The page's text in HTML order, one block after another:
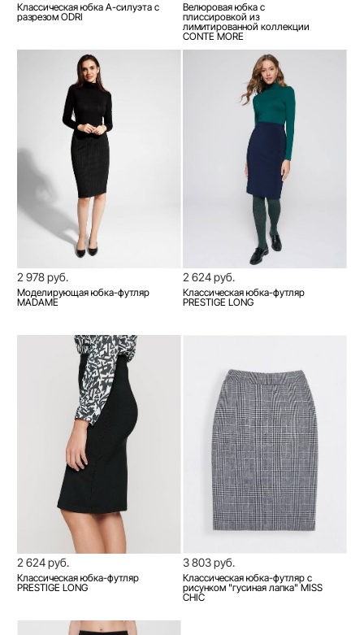
Классическая юбка A-силуэта с
разрезом ODRI
Велюровая юбка с
плиссировкой из
лимитированной коллекции
CONTE MORE
2 978 руб.
Моделирующая юбка-футляр
MADAME
2 624 руб.
Классическая юбка-футляр
PRESTIGE LONG
2 624 руб.
Классическая юбка-футляр
PRESTIGE LONG
3 803 руб.
Классическая юбка-футляр с
рисунком "гусиная лапка" MISS
CHIC